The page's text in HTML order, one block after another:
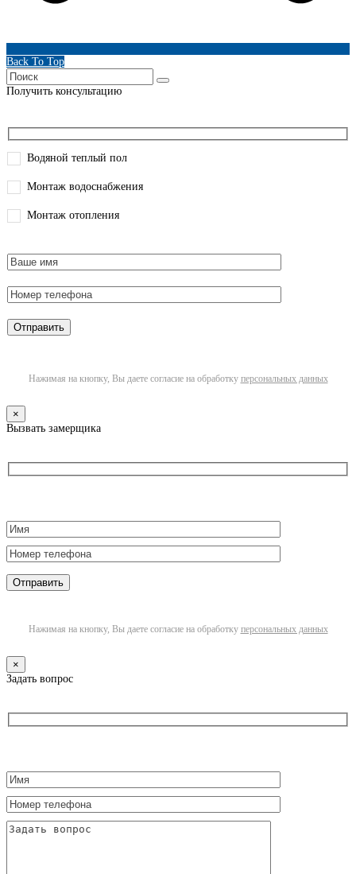
Back To Top
Получить консультацию
Водяной теплый пол
Монтаж водоснабжения
Монтаж отопления
Нажимая на кнопку, Вы даете согласие на обработку персональных данных
×
Вызвать замерщика
Нажимая на кнопку, Вы даете согласие на обработку персональных данных
×
Задать вопрос